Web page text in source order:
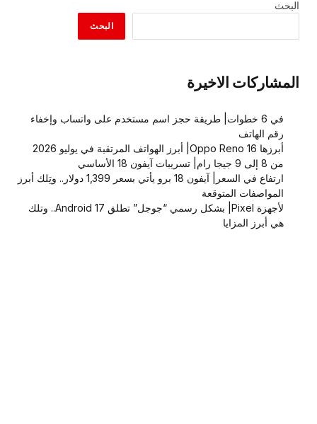
البحث
البحث
المشاركات الاخيرة
في 6 خطوات| طريقة حجز اسم مستخدم على واتساب وإخفاء
رقم الهاتف
أبرزها Oppo Reno 16| أبرز الهواتف المرتقبة في يوليو 2026
من 8 إلى 9 جيجا رام| تسريبات آيفون 18 الأساسي
ارتفاع في السعر| آيفون 18 برو يأتي بسعر 1,399 دولار.. وتِلك أبرز
المواصفات المتوقعة
لأجهزة Pixel| بشكل رسمي “جوجل” تطلق Android 17.. وتلك
هي أبرز المزايا